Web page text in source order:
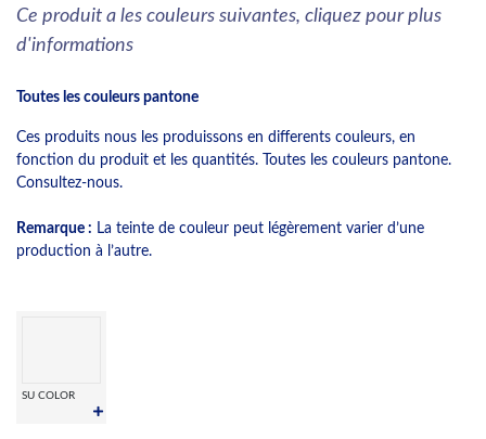
Ce produit a les couleurs suivantes, cliquez pour plus
d'informations
Toutes les couleurs pantone
Ces produits nous les produissons en differents couleurs, en
fonction du produit et les quantités. Toutes les couleurs pantone.
Consultez-nous.
Remarque : La teinte de couleur peut légèrement varier d’une
production à l’autre.
SU COLOR